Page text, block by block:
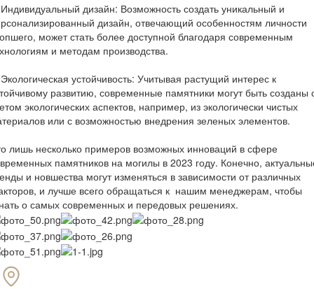
дизайн: Возможность создать уникальный и
дизайн, отвечающий особенностям личности
может стать более доступной благодаря современным
и методам производства.
устойчивость: Учитывая растущий интерес к
развитию, современные памятники могут быть созданы
экологических аспектов, например, из экологически чистых
или с возможностью внедрения зеленых элементов.
лишь несколько примеров возможных инноваций в сфере
памятников на могилы в 2023 году. Конечно,
и новшества могут изменяться в зависимости от различных
и лучше всего обращаться к нашим менеджерам, чтобы
о самых современных и передовых решениях.